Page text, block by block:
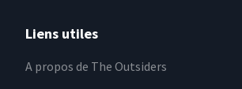
Liens utiles
A propos de The Outsiders